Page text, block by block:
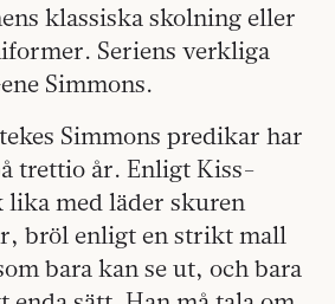
klassiska skolning eller
Seriens verkliga
Simmons.
Simmons predikar har
trettio år. Enligt Kiss-
lika med läder skuren
bröl enligt en strikt mall
bara kan se ut, och bara